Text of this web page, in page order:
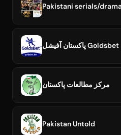
Pakistani serials/
پاکستان آفیشل Goldsbet
مرکز مطالعات پاکستان
Pakistan Untold